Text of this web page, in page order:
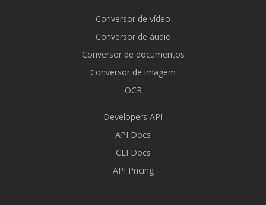
Conversor de vídeo
Conversor de áudio
Conversor de documentos
Conversor de imagem
OCR
Developers API
API Docs
CLI Docs
API Pricing